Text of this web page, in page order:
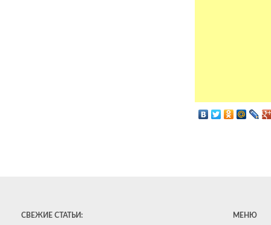
СВЕЖИЕ СТАТЬИ:
МЕНЮ